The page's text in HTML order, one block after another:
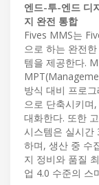
엔드-투-엔드 디
지 완전 통합
Fives MMS는
으로 하는 완전
템을 제공한다.
방식 대비 프로
으로 단축시키며
대화한다. 또한
시스템은 실시간
하며, 생산 중 수
지 정비와 품질
업 4.0 수준의 스